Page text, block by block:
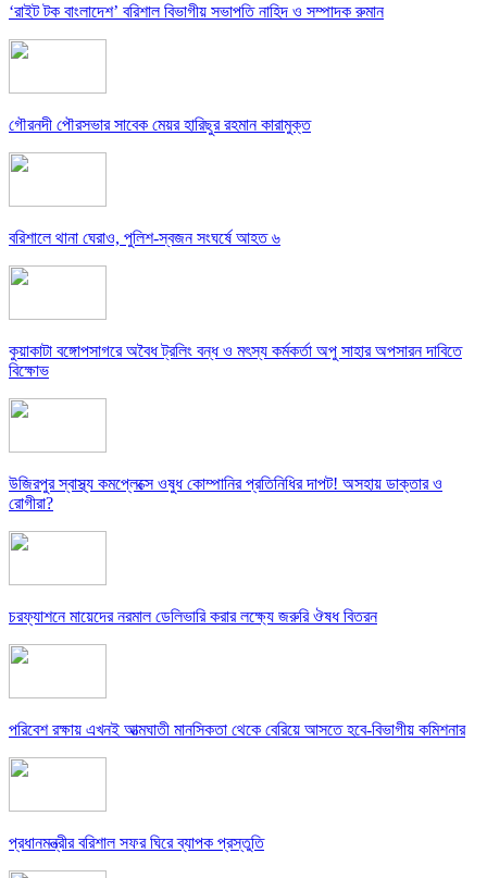
‘রাইট টক বাংলাদেশ’ বরিশাল বিভাগীয় সভাপতি নাহিদ ও সম্পাদক রুমান
গৌরনদী পৌরসভার সাবেক মেয়র হারিছুর রহমান কারামুক্ত
বরিশালে থানা ঘেরাও, পুলিশ-স্বজন সংঘর্ষে আহত ৬
কুয়াকাটা বঙ্গোপসাগরে অবৈধ ট্রলিং বন্ধ ও মৎস্য কর্মকর্তা অপু সাহার অপসারন দাবিতে
বিক্ষোভ
উজিরপুর স্বাস্থ্য কমপ্লেক্সে ওষুধ কোম্পানির প্রতিনিধির দাপট! অসহায় ডাক্তার ও
রোগীরা?
চরফ্যাশনে মায়েদের নরমাল ডেলিভারি করার লক্ষ্যে জরুরি ঔষধ বিতরন
পরিবেশ রক্ষায় এখনই আত্মঘাতী মানসিকতা থেকে বেরিয়ে আসতে হবে-বিভাগীয় কমিশনার
প্রধানমন্ত্রীর বরিশাল সফর ঘিরে ব্যাপক প্রস্তুতি